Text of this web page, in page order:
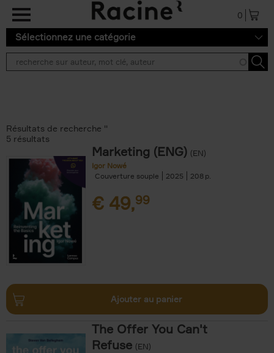
Aller au contenu principal
0
Sélectionnez une catégorie
Résultats de recherche ''
5 résultats
Marketing (ENG) (EN)
Igor Nowé
Couverture souple
2025 208
€ 49,99
Ajouter au panier
The Offer You Can't
Refuse (EN)